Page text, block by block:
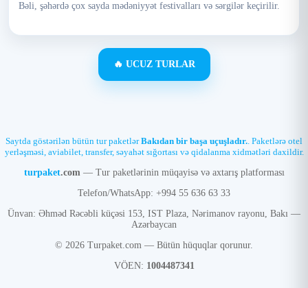
Bəli, şəhərdə çox sayda mədəniyyət festivalları və sərgilər keçirilir.
🔥 UCUZ TURLAR
Saytda göstərilən bütün tur paketlərBakıdan bir başa uçuşladır.. Paketlərə otel
yerləşməsi, aviabilet, transfer, səyahət sığortası və qidalanma xidmətləri daxildir.
turpaket.com— Tur paketlərinin müqayisə və axtarış platforması
Telefon/WhatsApp: +994 55 636 63 33
Ünvan: Əhməd Rəcəbli küçəsi 153, IST Plaza, Nərimanov rayonu, Bakı —
Azərbaycan
© 2026 Turpaket.com — Bütün hüquqlar qorunur.
VÖEN: 1004487341